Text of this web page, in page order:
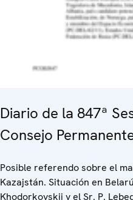
Diario de la 847ª
Consejo
Posible referendo sobre el
Kazajstán. Situación en
Khodorkovskii y el Sr. P.